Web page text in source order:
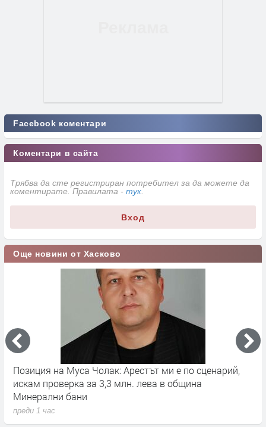
Facebook коментари
Коментари в сайта
Трябва да сте регистриран потребител за да можете да
коментирате. Правилата - тук
Вход
Още новини от Хасково
Позиция на Муса Чолак: Арестът ми е по сценарий,
искам проверка за 3,3 млн. лева в община
Минерални бани
преди 1 час